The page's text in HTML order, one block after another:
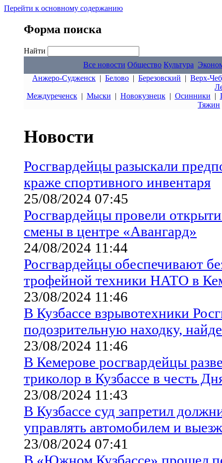
Перейти к основному содержанию
Форма поиска
Найти
Все новости Общество Культура
Анжеро-Судженск | Белово | Березовский | Верх-
Междуреченск| Мыски | Новокузнецк| Осинники |
Тяжин
Новости
Росгвардейцы разыскали
краже спортивного инвентаря
25/08/2024 07:45
Росгвардейцы провели
смены в центре «Авангард»
24/08/2024 11:44
Росгвардейцы обеспечивают
трофейной техники НАТО в
23/08/2024 11:46
В Кузбассе взрывотехники
подозрительную находку,
23/08/2024 11:46
В Кемерове росгвардейцы
триколор в Кузбассе в честь
23/08/2024 11:43
В Кузбассе суд запретил
управлять автомобилем и
23/08/2024 07:41